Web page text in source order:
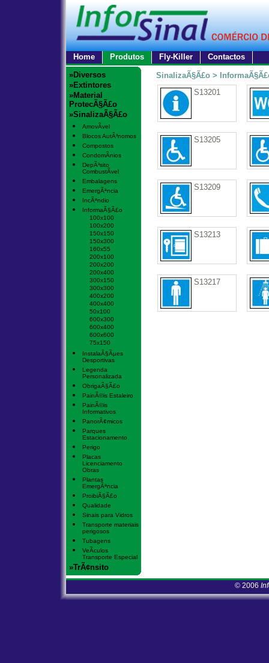
Home Produtos Fly-Killer
Contactos
»Diversos
»Extintores
»Material
ProtecÃ§Ã£o
»SinalizaÃ§Ã£o
AmovÃ­vel
Blocos AutÃ³nomos
Compostos
CondomÃ­nios
DepÃ³sito
CombustÃ­vel
Embalagens
EmergÃªncia
IncÃªndio
InformaÃ§Ã£o
100x100
100x200
150x150
150x300
160x55
200x100
200x200
200x400
300x150
300x300
400x200
400x400
50x100
600x300
600x400
600x600
75x150
InstalaÃ§Ãµes
Desportivas
Legenda
Personalizada
ObrigaÃ§Ã£o
PainÃ©is Estaleiro
PainÃ©is
Informativos
PanorÃ¢micos
Parques
Estacionamento
Perigo
Placas
Licenciamento
Obras
Plantas
EmergÃªncia
ProibiÃ§Ã£o
Qualidade
Sinais para Vidros
Transporte materiais
perigosos
Tubagens
VeÃ­culos
Transporte Especial
»TrÃ¢nsito
SinalizaÃ§Ã£o >
S13201
S13205
S13209
S13213
S13217
© 2006